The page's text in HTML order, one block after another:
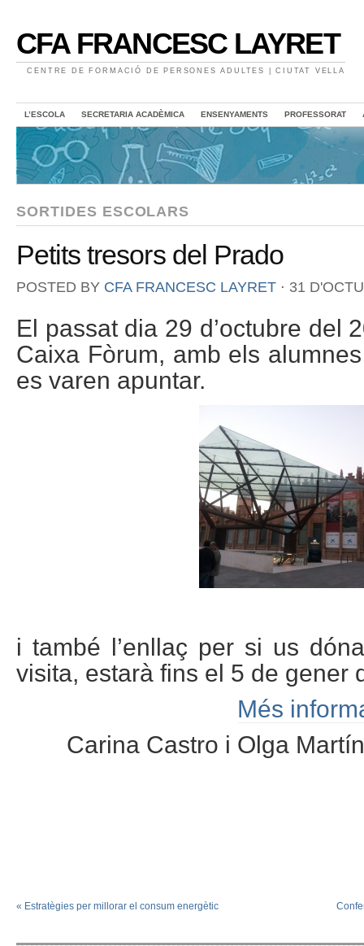
CFA FRANCESC LAYRET
CENTRE DE FORMACIÓ DE PERSONES ADULTES | CIUTAT VELLA
L’ESCOLA SECRETARIA ACADÈMICA ENSENYAMENTS PROFESSORAT
SORTIDES ESCOLARS
Petits tresors del Prado
POSTED BY CFA FRANCESC LAYRET ⋅ 31
El passat dia 29 d’octubre del
Caixa Fòrum, amb els
es varen apuntar.
i també l’enllaç per si us
visita, estarà fins el 5 de gener
Més
Carina Castro i Olga
« Estratègies per millorar el consum energètic